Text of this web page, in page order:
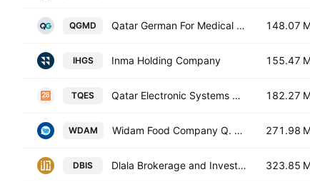
QGMD Qatar German For Medical Devices 148.07
IHGS Inma Holding Company 155.47
TQES Qatar Electronic Systems Co. (Techno Q) QPSC 182.27
WDAM Widam Food Company Q. S. C 271.98
DBIS Dlala Brokerage and Investment Holding Company 323.85